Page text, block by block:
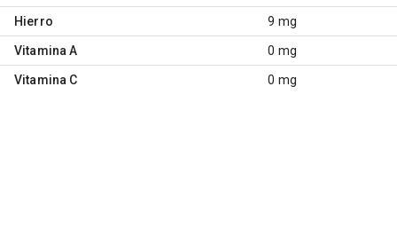
Hierro 9 mg
Vitamina A 0 mg
Vitamina C 0 mg